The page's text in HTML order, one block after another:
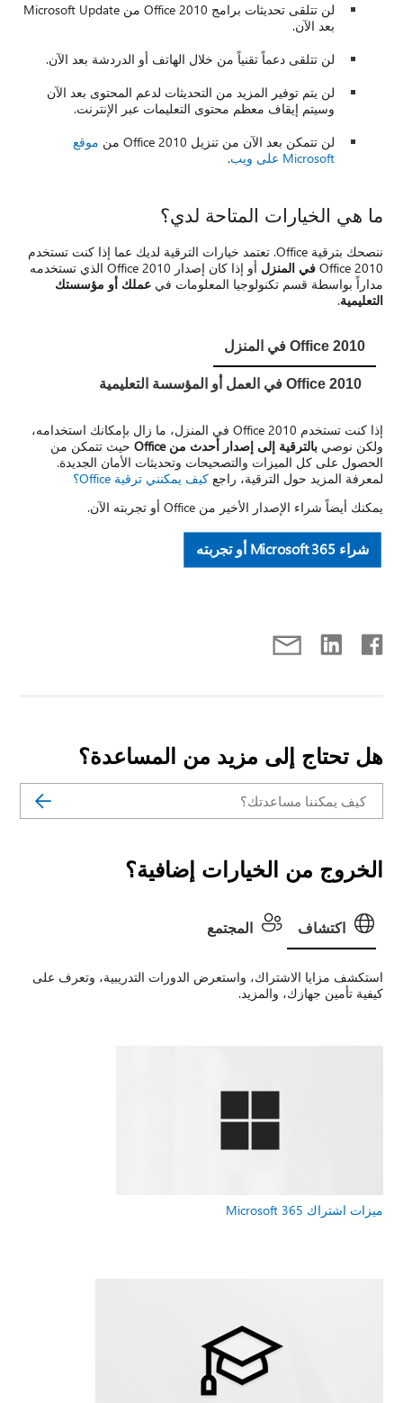
لن تتلقى تحديثات برامج Office 2010 من Microsoft Update
بعد الآن.
لن تتلقى دعماً تقنياً من خلال الهاتف أو الدردشة بعد الآن.
لن يتم توفير المزيد من التحديثات لدعم المحتوى بعد الآن
وسيتم إيقاف معظم محتوى التعليمات عبر الإنترنت.
لن تتمكن بعد الآن من تنزيل Office 2010 من
موقع
Microsoft على ويب
.
ما هي الخيارات المتاحة لدي؟
ننصحك بترقية Office. تعتمد خيارات الترقية لديك عما إذا كنت تستخدم
Office 2010 في المنزل
أو إذا كان إصدار Office 2010 الذي تستخدمه
مداراً بواسطة قسم تكنولوجيا المعلومات فيعملك أو مؤسستك
التعليمية.
Office 2010 في المنزل
Office 2010 في العمل أو المؤسسة التعليمية
إذا كنت تستخدم Office 2010 في المنزل، ما زال بإمكانك استخدامه،
ولكن نوصيبالترقية إلى إصدار أحدث من Office
حيث تتمكن من
الحصول على كل الميزات والتصحيحات وتحديثات الأمان الجديدة.
لمعرفة المزيد حول الترقية، راجعكيف يمكنني ترقية Office؟
يمكنك أيضاً شراء الإصدار الأخير من Office أو تجربته الآن.
شراء Microsoft 365 أو تجربته
هل تحتاج إلى مزيد من المساعدة؟
الخروج من الخيارات إضافية؟
اكتشاف المجتمع
استكشف مزايا الاشتراك، واستعرض الدورات التدريبية، وتعرف على
كيفية تأمين جهازك، والمزيد.
ميزات اشتراك Microsoft 365